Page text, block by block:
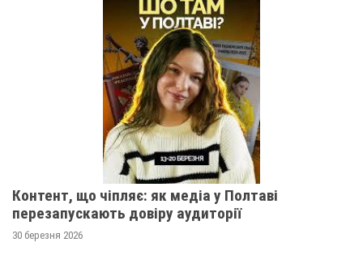
Контент, що чіпляє: як медіа у Полтаві
перезапускають довіру аудиторії
30 березня 2026